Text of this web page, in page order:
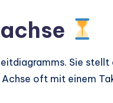
Sie
oft mit einem